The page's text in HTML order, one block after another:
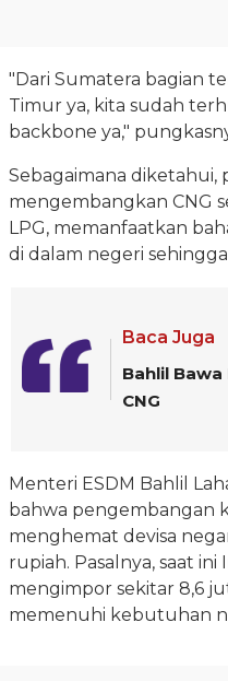
"Dari Sumatera bagian
Timur ya, kita sudah
backbone ya,"
Sebagaimana diketahui,
mengembangkan CNG
LPG, memanfaatkan
di dalam negeri
Baca Juga
Bahlil
CNG
Menteri ESDM Bahlil
bahwa pengembangan
menghemat devisa
rupiah. Pasalnya, saat ini
mengimpor sekitar 8,6
memenuhi kebutuhan